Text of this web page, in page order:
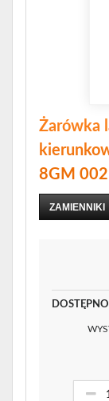
Żarówka
8GM
ZAMIENNIKI